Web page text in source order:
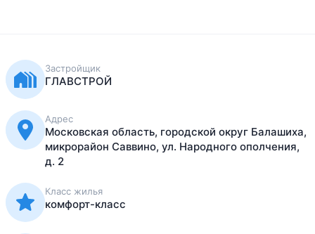
Застройщик
ГЛАВСТРОЙ
Адрес
Московская область, городской округ Балашиха,
микрорайон Саввино, ул. Народного ополчения,
д. 2
Класс жилья
комфорт-класс